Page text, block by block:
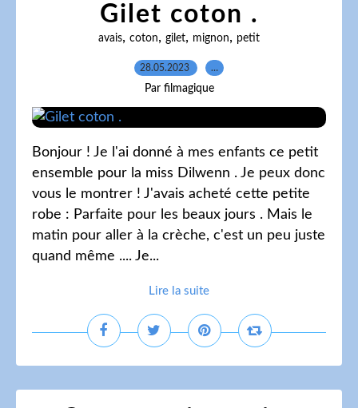
Gilet coton .
avais, coton, gilet, mignon, petit
28.05.2023 …
Par filmagique
Bonjour ! Je l'ai donné à mes enfants ce petit
ensemble pour la miss Dilwenn . Je peux donc
vous le montrer ! J'avais acheté cette petite
robe : Parfaite pour les beaux jours . Mais le
matin pour aller à la crèche, c'est un peu juste
quand même .... Je...
Lire la suite